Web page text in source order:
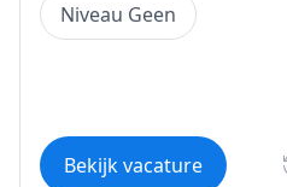
Niveau Geen
Bekijk vacature